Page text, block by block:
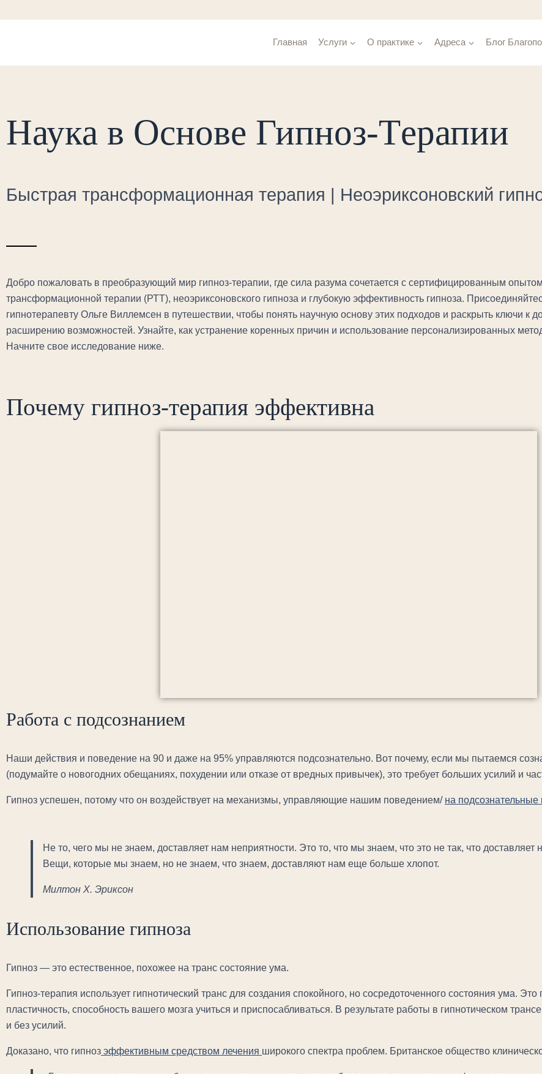
Главная Услуги О практике Адреса Блог
Наука в Основе Гипноз-Tерапии
Быстрая трансформационная терапия | Неоэриксоновский
Добро пожаловать в преобразующий мир гипноз-терапии, где сила разума сочетается с сертифицированным
трансформационной терапии (РТТ), неоэриксоновского гипноза и глубокую эффективность гипноза.
гипнотерапевту Ольге Виллемсен в путешествии, чтобы понять научную основу этих подходов и раскрыть ключи к
расширению возможностей. Узнайте, как устранение коренных причин и использование персонализированных
Начните свое исследование ниже.
Почему гипноз-терапия эффективна
Работа с подсознанием
Наши действия и поведение на 90 и даже на 95% управляются подсознательно. Вот почему, если мы пытаемся
(подумайте о новогодних обещаниях, похудении или отказе от вредных привычек), это требует больших усилий и
Гипноз успешен, потому что он воздействует на механизмы, управляющие нашим поведением/ на
Не то, чего мы не знаем, доставляет нам неприятности. Это то, что мы знаем, что это не так, что
Вещи, которые мы знаем, но не знаем, что знаем, доставляют нам еще больше хлопот.
Милтон Х. Эриксон
Использование гипноза
Гипноз — это естественное, похожее на транс состояние ума.
Гипноз-терапия использует гипнотический транс для создания спокойного, но сосредоточенного состояния ума.
пластичность, способность вашего мозга учиться и приспосабливаться. В результате работы в гипнотическом
и без усилий.
Доказано, что гипноз эффективным средством лечения широкого спектра проблем. Британское общество